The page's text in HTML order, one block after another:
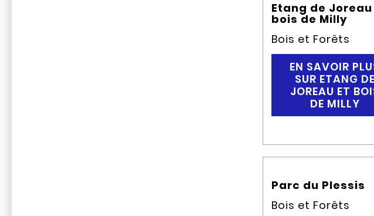
Etang de
bois de Milly
Bois et Forêts
EN SAVOIR
SUR ETANG DE
JOREAU ET
DE MILLY
Parc du Plessis
Bois et Forêts